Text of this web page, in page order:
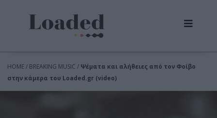
HOME / BREAKING MUSIC / Ψέματα και αλήθειες από τον Φοίβο
στην κάμερα του Loaded.gr (video)